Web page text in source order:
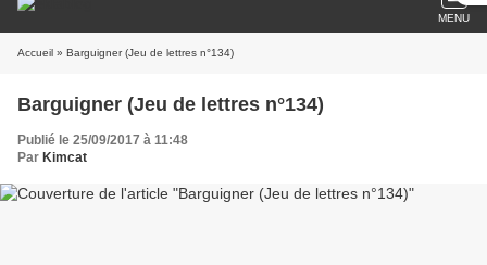
MENU
Accueil » Barguigner (Jeu de lettres n°134)
Barguigner (Jeu de lettres n°134)
Publié le 25/09/2017 à 11:48
Par Kimcat